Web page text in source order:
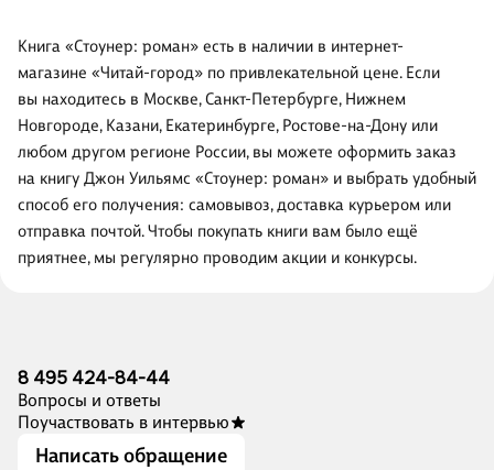
Книга «Стоунер: роман» есть в наличии в интернет-
магазине «Читай-город» по привлекательной цене. Если
вы находитесь в Москве, Санкт-Петербурге, Нижнем
Новгороде, Казани, Екатеринбурге, Ростове-на-Дону или
любом другом регионе России, вы можете оформить заказ
на книгу Джон Уильямс «Стоунер: роман» и выбрать удобный
способ его получения: самовывоз, доставка курьером или
отправка почтой. Чтобы покупать книги вам было ещё
приятнее, мы регулярно проводим акции и конкурсы.
8 495 424-84-44
Вопросы и ответы
Поучаствовать в интервью
Написать обращение